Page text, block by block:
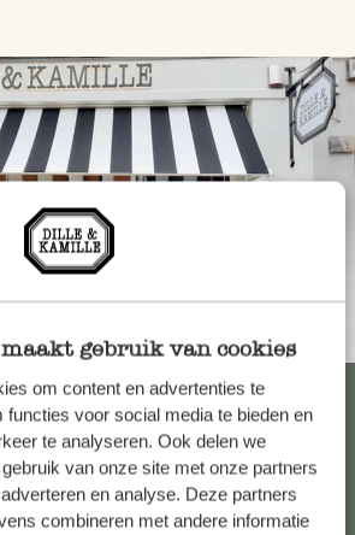
gebruik van cookies
om content en advertenties te
functies voor social media te bieden en
te analyseren. Ook delen we
van onze site met onze partners
en analyse. Deze partners
combineren met andere informatie
der Nähe
anzeigen
Hilfe